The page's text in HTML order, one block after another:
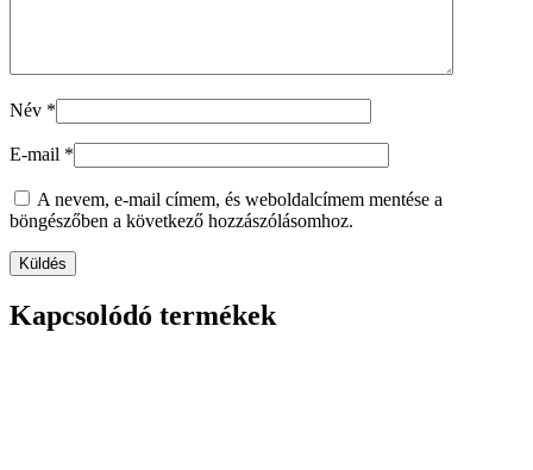
Név *
E-mail *
A nevem, e-mail címem, és weboldalcímem mentése a
böngészőben a következő hozzászólásomhoz.
Kapcsolódó termékek